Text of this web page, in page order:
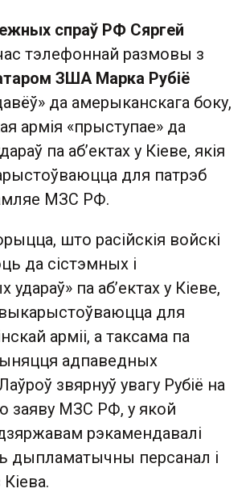
спраў РФ Сяргей
тэлефоннай размовы з
ЗША Марка Рубіё
да амерыканскага боку,
армія «прыступае» да
па аб’ектах у Кіеве, якія
для патрэб
МЗС РФ.
што расійскія войскі
да сістэмных і
удараў» па аб’ектах у Кіеве,
выкарыстоўваюцца для
арміі, а таксама па
адпаведных
звярнуў увагу Рубіё на
заяву МЗС РФ, у якой
рэкамендавалі
дыпламатычны персанал і